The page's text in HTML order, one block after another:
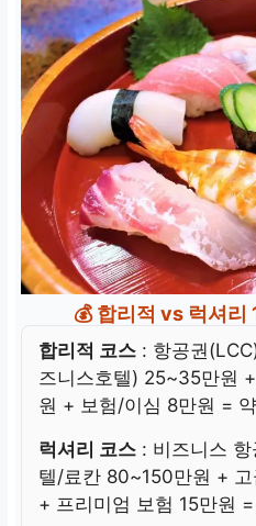
💰 합리적 vs 럭셔리
합리적 코스 : 항공권
즈니스호텔) 25~35만원
원 + 보험/이심 8만원 =
럭셔리 코스 : 비즈니스
텔/료칸 80~150만원 +
+ 프리미엄 보험 15만원